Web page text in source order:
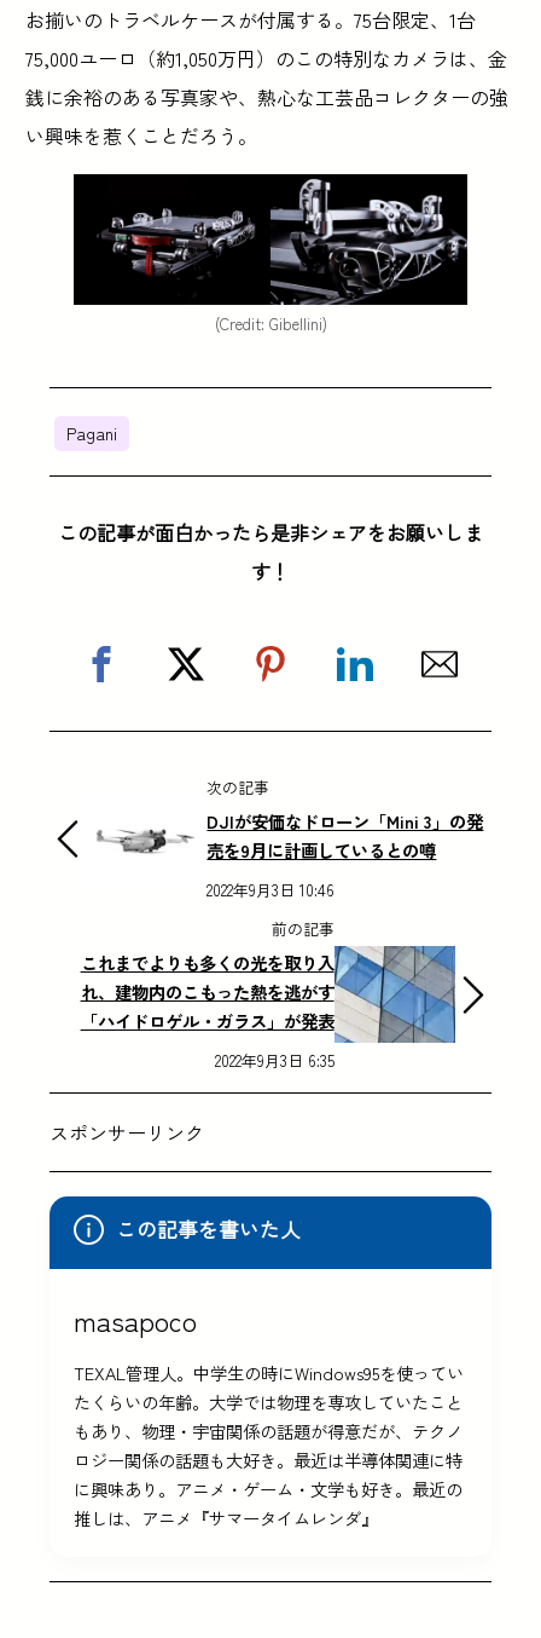
お揃いのトラベルケースが付属する。75台限定、1台
75,000ユーロ（約1,050万円）のこの特別なカメラは、金
銭に余裕のある写真家や、熱心な工芸品コレクターの強
い興味を惹くことだろう。
(Credit: Gibellini)
Pagani
この記事が面白かったら是非シェアをお願いしま
す！
次の記事
DJIが安価なドローン「Mini 3」の発
売を9月に計画しているとの噂
2022年9月3日 10:46
前の記事
これまでよりも多くの光を取り入
れ、建物内のこもった熱を逃がす
「ハイドロゲル・ガラス」が発表
2022年9月3日 6:35
スポンサーリンク
この記事を書いた人
masapoco
TEXAL管理人。中学生の時にWindows95を使ってい
たくらいの年齢。大学では物理を専攻していたこと
もあり、物理・宇宙関係の話題が得意だが、テクノ
ロジー関係の話題も大好き。最近は半導体関連に特
に興味あり。アニメ・ゲーム・文学も好き。最近の
推しは、アニメ『サマータイムレンダ』